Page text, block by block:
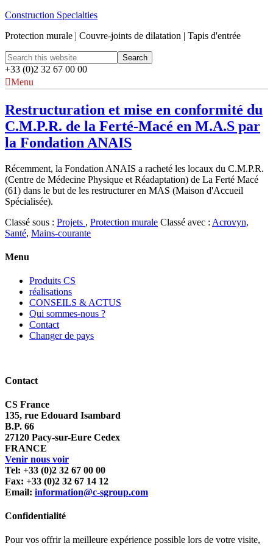
Construction Specialties
Protection murale | Couvre-joints de dilatation | Tapis d'entrée
+33 (0)2 32 67 00 00
Menu
Restructuration et mise en conformité du
C.M.P.R. de la Ferté-Macé en M.A.S par
la Fondation ANAIS
Récemment, la Fondation ANAIS a racheté les locaux du C.M.P.R.
(Centre de Médecine Physique et Réadaptation) de La Ferté Macé
(61) dans le but de les restructurer en MAS (Maison d'Accueil
Spécialisée).
Classé sous : Projets , Protection murale Classé avec : Acrovyn,
Santé, Mains-courante
Menu
Produits CS
réalisations
CONSEILS & ACTUS
Qui sommes-nous ?
Contact
Changer de pays
Contact
CS France
135, rue Edouard Isambard
B.P. 66
27120 Pacy-sur-Eure Cedex
FRANCE
Venir nous voir
Tel: +33 (0)2 32 67 00 00
Fax: +33 (0)2 32 67 14 12
Email: information@c-sgroup.com
Confidentialité
Pour vos offrir la meilleure expérience possible lors de votre visite,